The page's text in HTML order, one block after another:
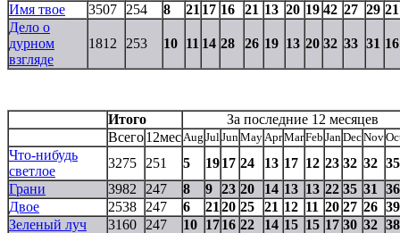
Имя твое
3507 254 8 21 17 16 21 13 20 19 42 27 29 21
Дело о
дурном
взгляде
1812 253 10 11 14 28 26 19 13 20 32 33 31 16
Итого
За последние 12 месяцев
Всего12мес Aug Jul Jun May AprMarFeb Jan DecNov
Что-нибудь
светлое
3275 251 5 1917 24 13 17 12 23 32 32 35
Грани
3982 247 8 9 23 20 14 13 13 22 35 31
36
Двое
2538 247 6 21 20 25 21 12 11 20 27 26 39
Зеленый луч
3160 247 10 1716 22 14 15 15 17 30 32 38